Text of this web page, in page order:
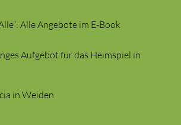
Alle Angebote im E-Book
Aufgebot für das Heimspiel in
in Weiden